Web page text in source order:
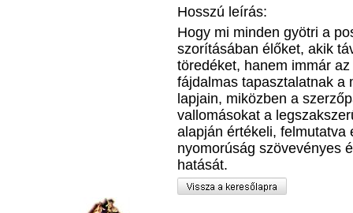
Hosszú leírás:
Hogy mi minden gyötri a
szorításában élőket, akik
töredéket, hanem immár
fájdalmas tapasztalatnak a
lapjain, miközben a
vallomásokat a
alapján értékeli, felmutatva
nyomorúság szövevényes
hatását.